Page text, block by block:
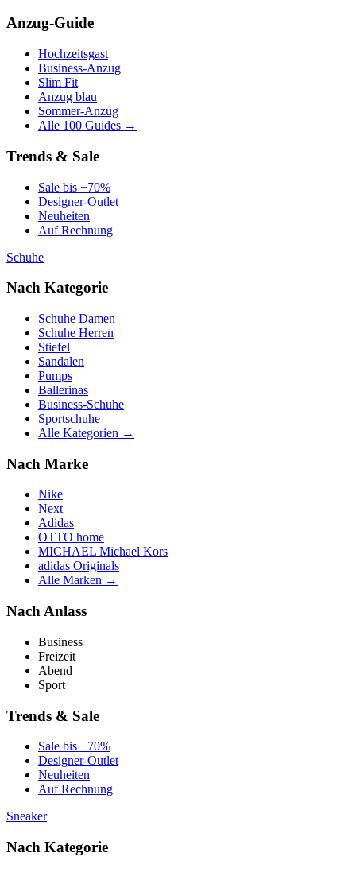
Anzug-Guide
Hochzeitsgast
Business-Anzug
Slim Fit
Anzug blau
Sommer-Anzug
Alle 100 Guides →
Trends & Sale
Sale bis −70%
Designer-Outlet
Neuheiten
Auf Rechnung
Schuhe
Nach Kategorie
Schuhe Damen
Schuhe Herren
Stiefel
Sandalen
Pumps
Ballerinas
Business-Schuhe
Sportschuhe
Alle Kategorien →
Nach Marke
Nike
Next
Adidas
OTTO home
MICHAEL Michael Kors
adidas Originals
Alle Marken →
Nach Anlass
Business
Freizeit
Abend
Sport
Trends & Sale
Sale bis −70%
Designer-Outlet
Neuheiten
Auf Rechnung
Sneaker
Nach Kategorie